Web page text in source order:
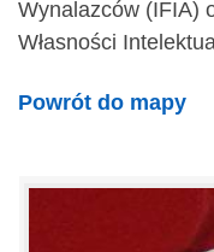
Wynalazców (IFIA)
Własności
Powrót do mapy